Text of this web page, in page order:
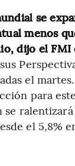
se
menos
dijo el FMI
el
para
el 5,8%